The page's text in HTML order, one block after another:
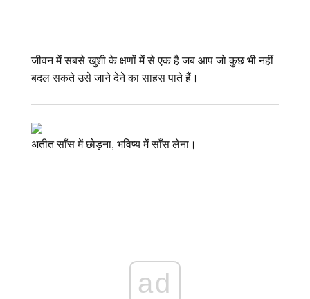
जीवन में सबसे खुशी के क्षणों में से एक है जब आप जो कुछ भी नहीं
बदल सकते उसे जाने देने का साहस पाते हैं।
अतीत साँस में छोड़ना, भविष्य में साँस लेना।
ad